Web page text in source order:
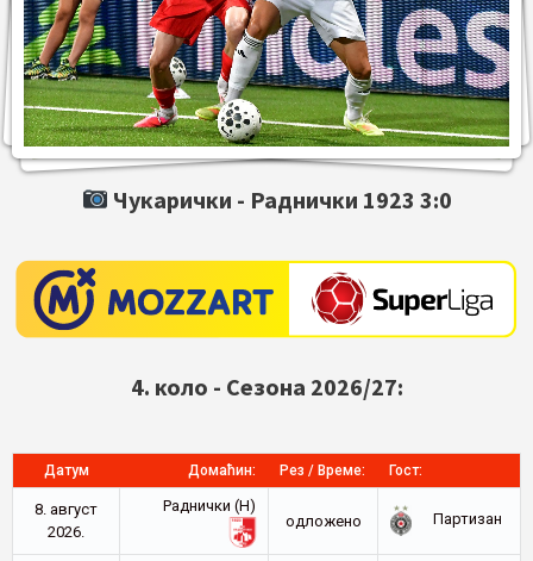
Чукарички - Раднички 1923 3:0
4. коло - Сезона 2026/27:
Датум Домаћин: Рез / Време: Гост:
8. август
2026.
Раднички (Н)
oдложено
Партизан